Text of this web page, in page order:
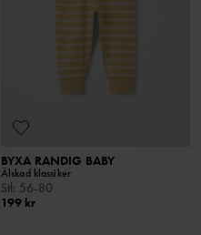
BYXA RANDIG BABY
Älskad klassiker
Stl : 56-80
199 kr